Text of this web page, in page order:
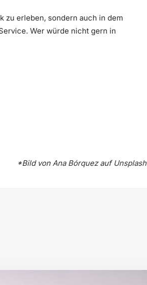
erleben, sondern auch in dem
Wer würde nicht gern in
*Bild vonAna Bórquezauf Unsplash